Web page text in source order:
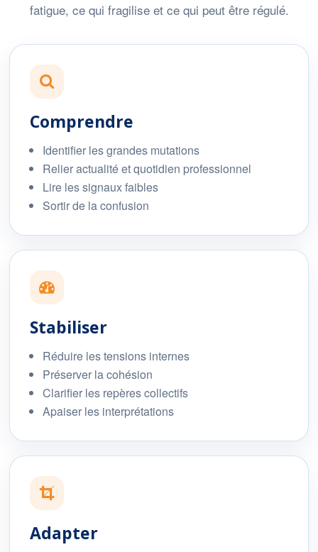
fatigue, ce qui fragilise et ce qui peut être régulé.
Comprendre
Identifier les grandes mutations
Relier actualité et quotidien professionnel
Lire les signaux faibles
Sortir de la confusion
Stabiliser
Réduire les tensions internes
Préserver la cohésion
Clarifier les repères collectifs
Apaiser les interprétations
Adapter